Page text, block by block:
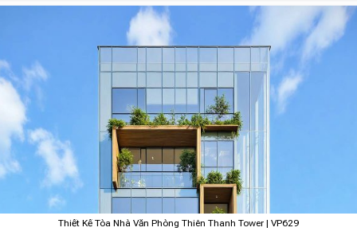
Thiết Kế Tòa Nhà Văn Phòng Thiên Thanh Tower | VP629